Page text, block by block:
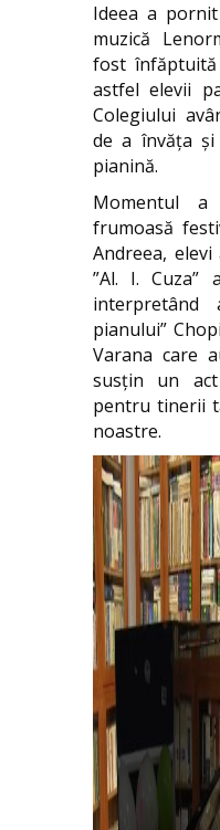
Ideea a
muzică
fost înfăptuită
astfel elevii
Colegiului
de a învăța
pianină.
Momentul
frumoasă
Andreea,
”Al. I. Cuza”
interpretând
pianului”
Varana care
susțin un
pentru tinerii
noastre.